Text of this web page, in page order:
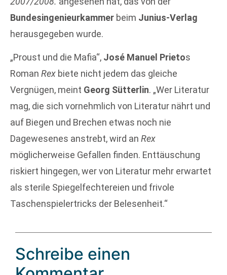
Bundesingenieurkammer beim Junius-Verlag
herausgegeben wurde.
„Proust und die Mafia“, José Manuel Prietos
Roman Rex biete nicht jedem das gleiche
Vergnügen, meint Georg Sütterlin. „Wer Literatur
mag, die sich vornehmlich von Literatur nährt und
auf Biegen und Brechen etwas noch nie
Dagewesenes anstrebt, wird an Rex
möglicherweise Gefallen finden. Enttäuschung
riskiert hingegen, wer von Literatur mehr erwartet
als sterile Spiegelfechtereien und frivole
Taschenspielertricks der Belesenheit.“
Schreibe einen